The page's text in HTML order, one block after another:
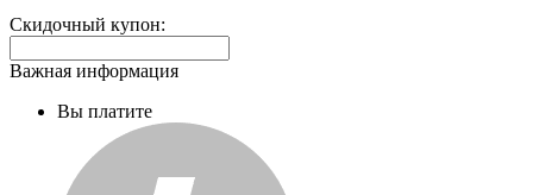
Скидочный купон:
Важная информация
Вы платите